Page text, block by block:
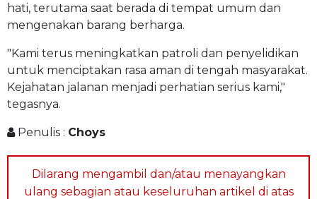
hati, terutama saat berada di tempat umum dan
mengenakan barang berharga.
"Kami terus meningkatkan patroli dan penyelidikan
untuk menciptakan rasa aman di tengah masyarakat.
Kejahatan jalanan menjadi perhatian serius kami,"
tegasnya.
Penulis : Choys
Dilarang mengambil dan/atau menayangkan
ulang sebagian atau keseluruhan artikel di atas